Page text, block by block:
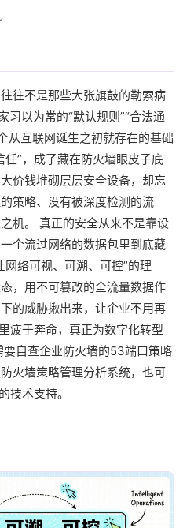
往不是那些大张旗鼓的勒索病
习以为常的“默认规则”“合法通
从互联网诞生之初就存在的基础
”，成了藏在防火墙眼皮子底
价钱堆砌层层安全设备，却忘
策略、没有被深度检测的流
机。 真正的安全从来不是靠设
个流过网络的数据包里到底藏
络可视、可溯、可控”的理
，用不可篡改的全流量数据作
的威胁揪出来，让企业不用再
疲于奔命，真正为数字化转型
自查企业防火墙的53端口策略
火墙策略管理分析系统，也可
术支持。